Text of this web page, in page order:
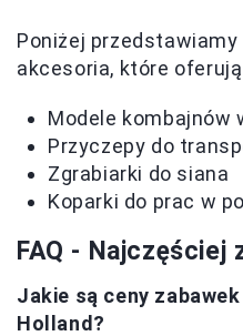
Poniżej przedstawiamy
akcesoria, które
Modele kombajnów
Przyczepy do
Zgrabiarki do siana
Koparki do prac w
FAQ - Najczęściej
Jakie są ceny
Holland?